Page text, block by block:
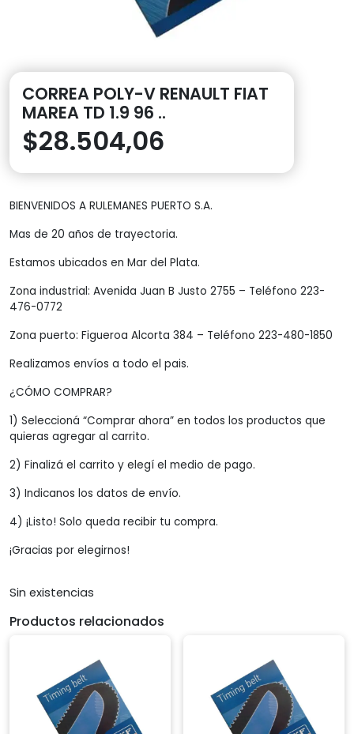
CORREA POLY-V RENAULT FIAT
MAREA TD 1.9 96 ..
$28.504,06
BIENVENIDOS A RULEMANES PUERTO S.A.
Mas de 20 años de trayectoria.
Estamos ubicados en Mar del Plata.
Zona industrial: Avenida Juan B Justo 2755 – Teléfono 223-
476-0772
Zona puerto: Figueroa Alcorta 384 – Teléfono 223-480-1850
Realizamos envíos a todo el pais.
¿CÓMO COMPRAR?
1) Seleccioná “Comprar ahora” en todos los productos que
quieras agregar al carrito.
2) Finalizá el carrito y elegí el medio de pago.
3) Indicanos los datos de envío.
4) ¡Listo! Solo queda recibir tu compra.
¡Gracias por elegirnos!
Sin existencias
Productos relacionados